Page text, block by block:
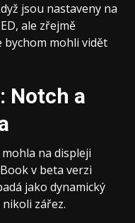
jsou nastaveny na
ale zřejmě
mohli vidět
Notch a
na displeji
v beta verzi
jako dynamický
zářez.